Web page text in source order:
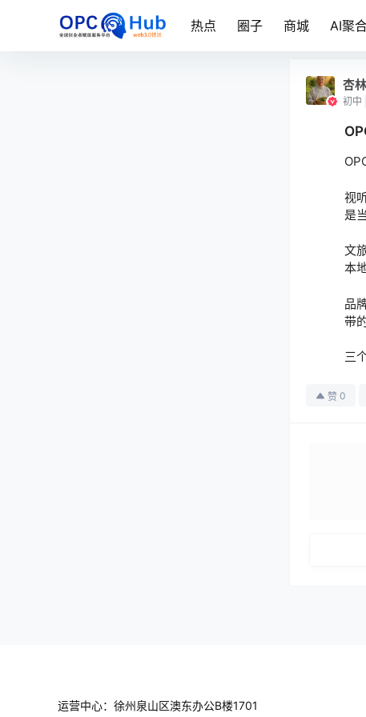
热点 圈子 商城 AI聚
杏
初中
视
是
文
本
品
带
三
赞 0
运营中心：徐州泉山区澳东办公B楼1701